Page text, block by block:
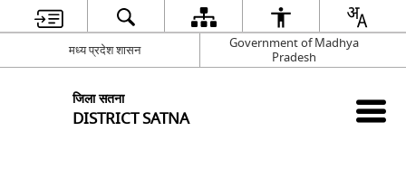
मध्य प्रदेश शासन
Government of Madhya
Pradesh
जिला सतना
DISTRICT SATNA